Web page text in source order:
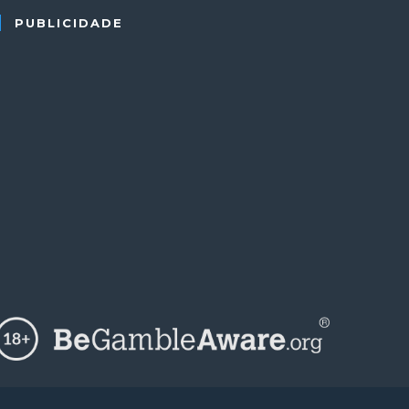
PUBLICIDADE